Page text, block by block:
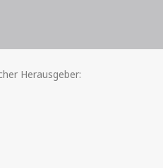
Herausgeber: